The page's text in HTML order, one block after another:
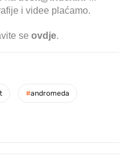
i videe plaćamo.
se ovdje.
#andromeda